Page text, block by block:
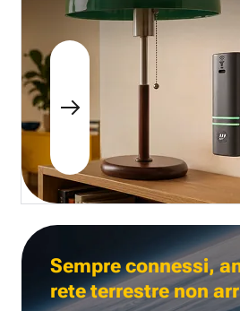
Sempre connessi,
rete terrestre non